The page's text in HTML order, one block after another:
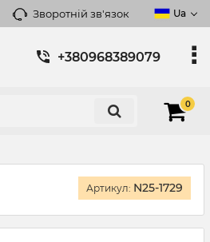
Зворотній зв'язок Ua
+380968389079
0
Артикул: N25-1729